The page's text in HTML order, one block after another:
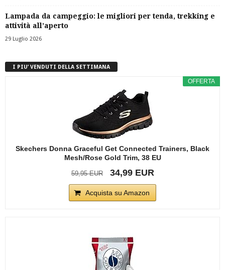
Lampada da campeggio: le migliori per tenda, trekking e
attività all’aperto
29 Luglio 2026
I PIU’ VENDUTI DELLA SETTIMANA
OFFERTA
Skechers Donna Graceful Get Connected Trainers, Black
Mesh/Rose Gold Trim, 38 EU
59,95 EUR 34,99 EUR
Acquista su Amazon